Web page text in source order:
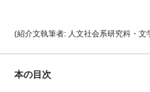
(紹介文執筆者: 人文社会系研究科・文
本の目次